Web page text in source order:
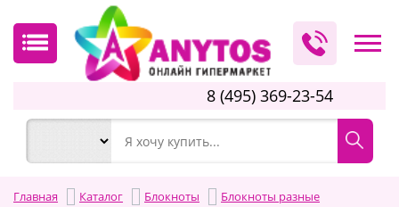
8 (495) 369-23-54
Главная Каталог Блокноты
Блокноты разные